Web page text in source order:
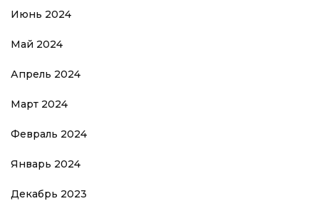
Июнь 2024
Май 2024
Апрель 2024
Март 2024
Февраль 2024
Январь 2024
Декабрь 2023